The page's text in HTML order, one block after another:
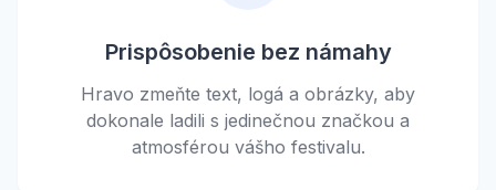
Prispôsobenie bez námahy
Hravo zmeňte text, logá a obrázky, aby
dokonale ladili s jedinečnou značkou a
atmosférou vášho festivalu.